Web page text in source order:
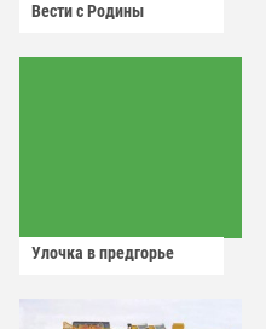
Вести с Родины
Улочка в предгорье